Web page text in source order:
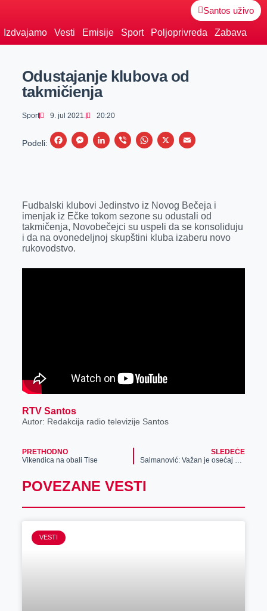
Santos uživo
Izdvajamo Vesti Emisije Sport Poljoprivreda Zabava
Odustajanje klubova od
takmičienja
Sport 9. jul 2021. 20:20
Podeli:
F
b
o
o
M
e
n
g
L
e
d
I
V
r
W
s
A
p
X
E
l
Fudbalski klubovi Jedinstvo iz Novog Bečeja i
imenjak iz Ečke tokom sezone su odustali od
takmičenja, Novobečejci su uspeli da se konsoliduju
i da na ovonedeljnoj skupštini kluba izaberu novo
rukovodstvo.
RTV Santos
Autor: Redakcija radio televizije Santos
PRETHODNO
Vikendica na obali Tise
SLEDEĆE
POVEZANE VESTI
VESTI